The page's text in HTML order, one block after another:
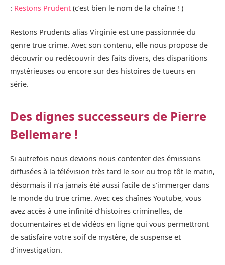
: Restons Prudent (c’est bien le nom de la chaîne ! )
Restons Prudents alias Virginie est une passionnée du
genre true crime. Avec son contenu, elle nous propose de
découvrir ou redécouvrir des faits divers, des disparitions
mystérieuses ou encore sur des histoires de tueurs en
série.
Des dignes successeurs de Pierre
Bellemare !
Si autrefois nous devions nous contenter des émissions
diffusées à la télévision très tard le soir ou trop tôt le matin,
désormais il n’a jamais été aussi facile de s’immerger dans
le monde du true crime. Avec ces chaînes Youtube, vous
avez accès à une infinité d’histoires criminelles, de
documentaires et de vidéos en ligne qui vous permettront
de satisfaire votre soif de mystère, de suspense et
d’investigation.